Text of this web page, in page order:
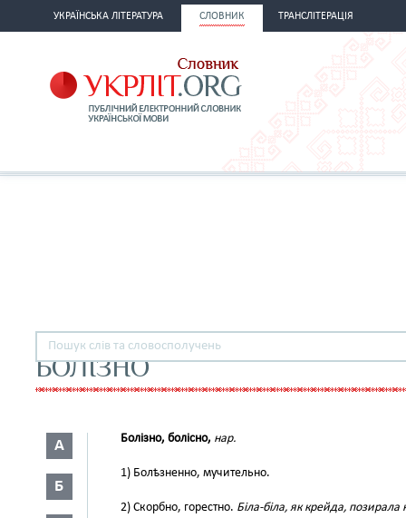
УКРАЇНСЬКА ЛІТЕРАТУРА СЛОВНИК ТРАНСЛІТЕРАЦІЯ
БОЛІЗНО
А
Б
Болізно, болісно, нар.
1) Болѣзненно, мучительно.
2) Скорбно, горестно. Біла-біла, як крейда, позирала